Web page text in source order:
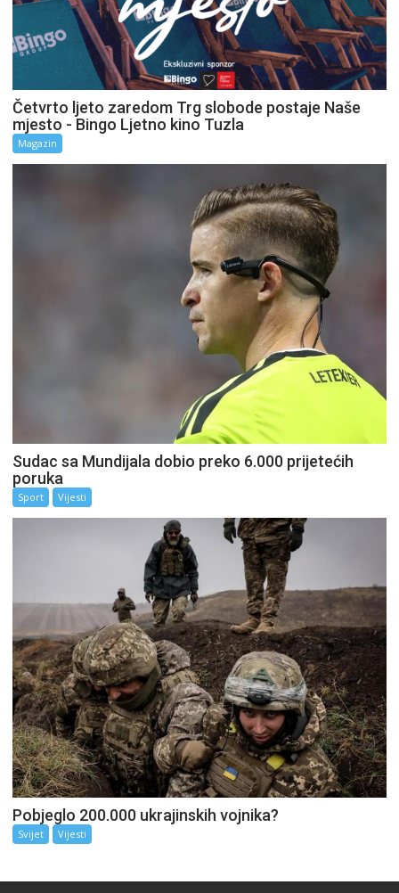
Četvrto ljeto zaredom Trg slobode postaje Naše
mjesto - Bingo Ljetno kino Tuzla
Magazin
Sudac sa Mundijala dobio preko 6.000 prijetećih
poruka
Sport Vijesti
Pobjeglo 200.000 ukrajinskih vojnika?
Svijet Vijesti